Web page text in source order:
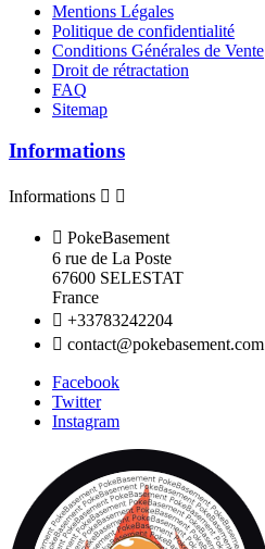
Mentions Légales
Politique de confidentialité
Conditions Générales de Vente
Droit de rétractation
FAQ
Sitemap
Informations
Informations  
 PokeBasement
6 rue de La Poste
67600 SELESTAT
France
 +33783242204
 contact@pokebasement.com
Facebook
Twitter
Instagram